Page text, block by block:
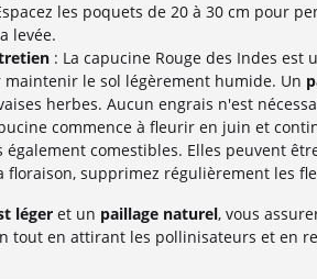
les poquets de 20 à 30 cm pour
levée.
: La capucine Rouge des Indes
maintenir le sol légèrement humide. Un
herbes. Aucun engrais n'est
commence à fleurir en juin et
également comestibles. Elles peuvent
floraison, supprimez régulièrement les
légeret un paillage naturel, vous
tout en attirant les pollinisateurs et en